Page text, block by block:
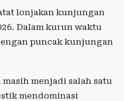
lonjakan kunjungan
Dalam kurun waktu
puncak kunjungan
menjadi salah satu
mendominasi